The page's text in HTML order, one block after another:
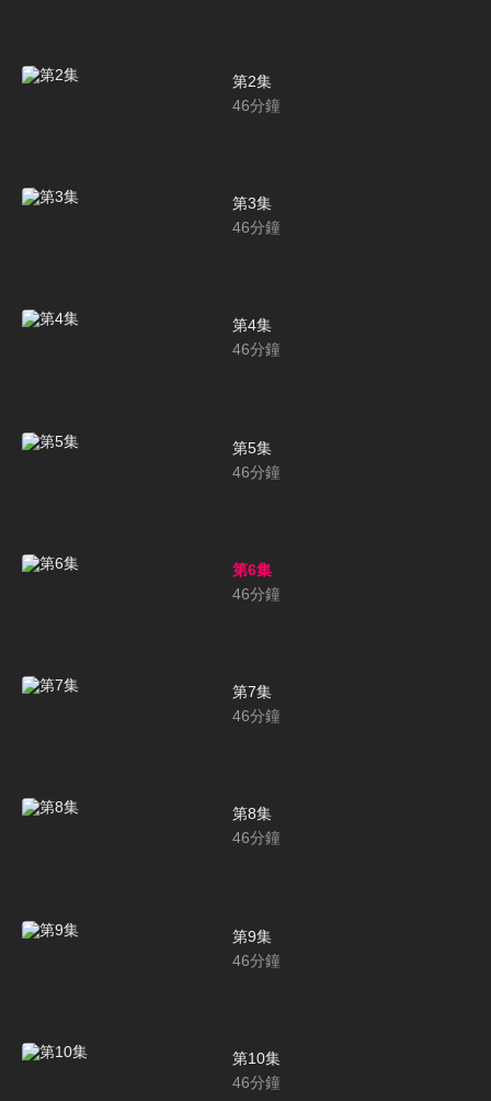
第2集
46分鐘
第3集
46分鐘
第4集
46分鐘
第5集
46分鐘
第6集
46分鐘
第7集
46分鐘
第8集
46分鐘
第9集
46分鐘
第10集
46分鐘